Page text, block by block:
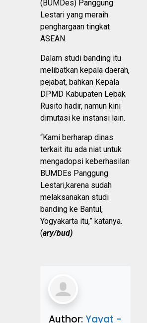
(BUMDes) Panggung
Lestari yang meraih
penghargaan tingkat
ASEAN.
Dalam studi banding itu
melibatkan kepala daerah,
pejabat, bahkan Kepala
DPMD Kabupaten Lebak
Rusito hadir, namun kini
dimutasi ke instansi lain.
“Kami berharap dinas
terkait itu ada niat untuk
mengadopsi keberhasilan
BUMDEs Panggung
Lestari,karena sudah
melaksanakan studi
banding ke Bantul,
Yogyakarta itu,” katanya.
(ary/bud)
Author:Yayat -